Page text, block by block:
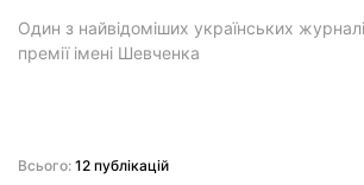
Один з найвідоміших українських
премії імені Шевченка
Всього: 12 публікацій